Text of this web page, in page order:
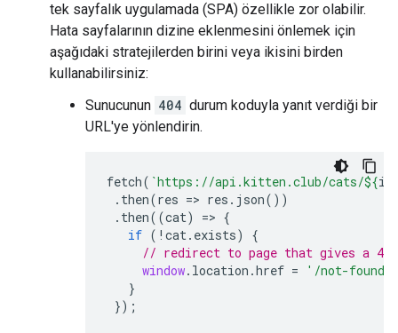
tek sayfalık uygulamada (SPA) özellikle zor olabilir.
Hata sayfalarının dizine eklenmesini önlemek için
aşağıdaki stratejilerden birini veya ikisini birden
kullanabilirsiniz:
Sunucunun 404 durum koduyla yanıt verdiği bir
URL'ye yönlendirin.
fetch( `https://api.kitten.club/cats/${id
. then(res => res . json())
. then((cat) => {
if ( ! cat. exists)
{
// redirect to page that gives a 404
window. location .href = '/not-found'
}
});